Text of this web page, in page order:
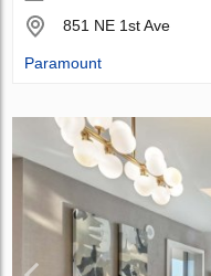
851 NE 1st Ave
Paramount